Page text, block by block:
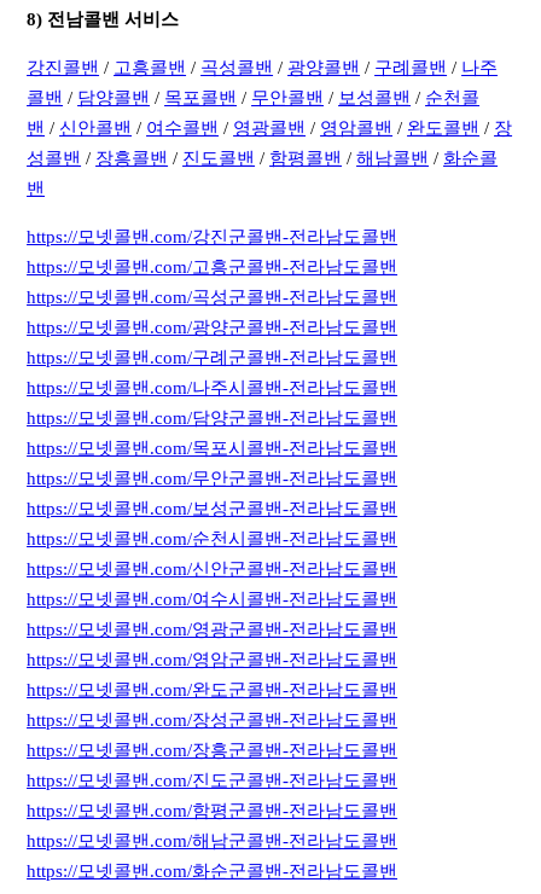
8) 전남콜밴 서비스
강진콜밴 / 고흥콜밴 / 곡성콜밴 / 광양콜밴 / 구례콜밴 / 나주
콜밴 / 담양콜밴 / 목포콜밴 / 무안콜밴 / 보성콜밴 / 순천콜
밴 / 신안콜밴 / 여수콜밴 / 영광콜밴 / 영암콜밴 / 완도콜밴 / 장
성콜밴 / 장흥콜밴 / 진도콜밴 / 함평콜밴 /해남콜밴 /화순콜
밴
https://모넷콜밴.com/강진군콜밴-전라남도콜밴
https://모넷콜밴.com/고흥군콜밴-전라남도콜밴
https://모넷콜밴.com/곡성군콜밴-전라남도콜밴
https://모넷콜밴.com/광양군콜밴-전라남도콜밴
https://모넷콜밴.com/구례군콜밴-전라남도콜밴
https://모넷콜밴.com/나주시콜밴-전라남도콜밴
https://모넷콜밴.com/담양군콜밴-전라남도콜밴
https://모넷콜밴.com/목포시콜밴-전라남도콜밴
https://모넷콜밴.com/무안군콜밴-전라남도콜밴
https://모넷콜밴.com/보성군콜밴-전라남도콜밴
https://모넷콜밴.com/순천시콜밴-전라남도콜밴
https://모넷콜밴.com/신안군콜밴-전라남도콜밴
https://모넷콜밴.com/여수시콜밴-전라남도콜밴
https://모넷콜밴.com/영광군콜밴-전라남도콜밴
https://모넷콜밴.com/영암군콜밴-전라남도콜밴
https://모넷콜밴.com/완도군콜밴-전라남도콜밴
https://모넷콜밴.com/장성군콜밴-전라남도콜밴
https://모넷콜밴.com/장흥군콜밴-전라남도콜밴
https://모넷콜밴.com/진도군콜밴-전라남도콜밴
https://모넷콜밴.com/함평군콜밴-전라남도콜밴
https://모넷콜밴.com/해남군콜밴-전라남도콜밴
https://모넷콜밴.com/화순군콜밴-전라남도콜밴